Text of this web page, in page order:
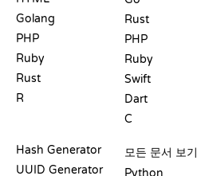
Golang
PHP
Ruby
Rust
R
Rust
PHP
Ruby
Swift
Dart
C
Hash Generator
UUID Generator
모든 문서 보기
Python